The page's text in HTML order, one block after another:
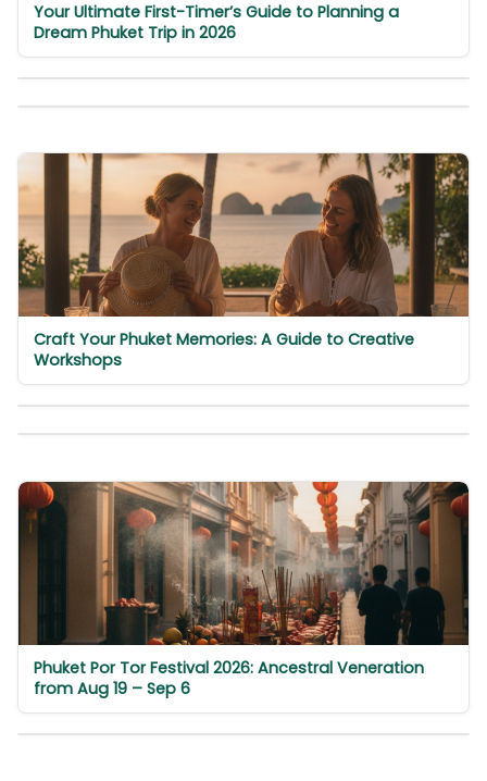
Your Ultimate First-Timer’s Guide to Planning a
Dream Phuket Trip in 2026
Craft Your Phuket Memories: A Guide to Creative
Workshops
Phuket Por Tor Festival 2026: Ancestral Veneration
from Aug 19 – Sep 6